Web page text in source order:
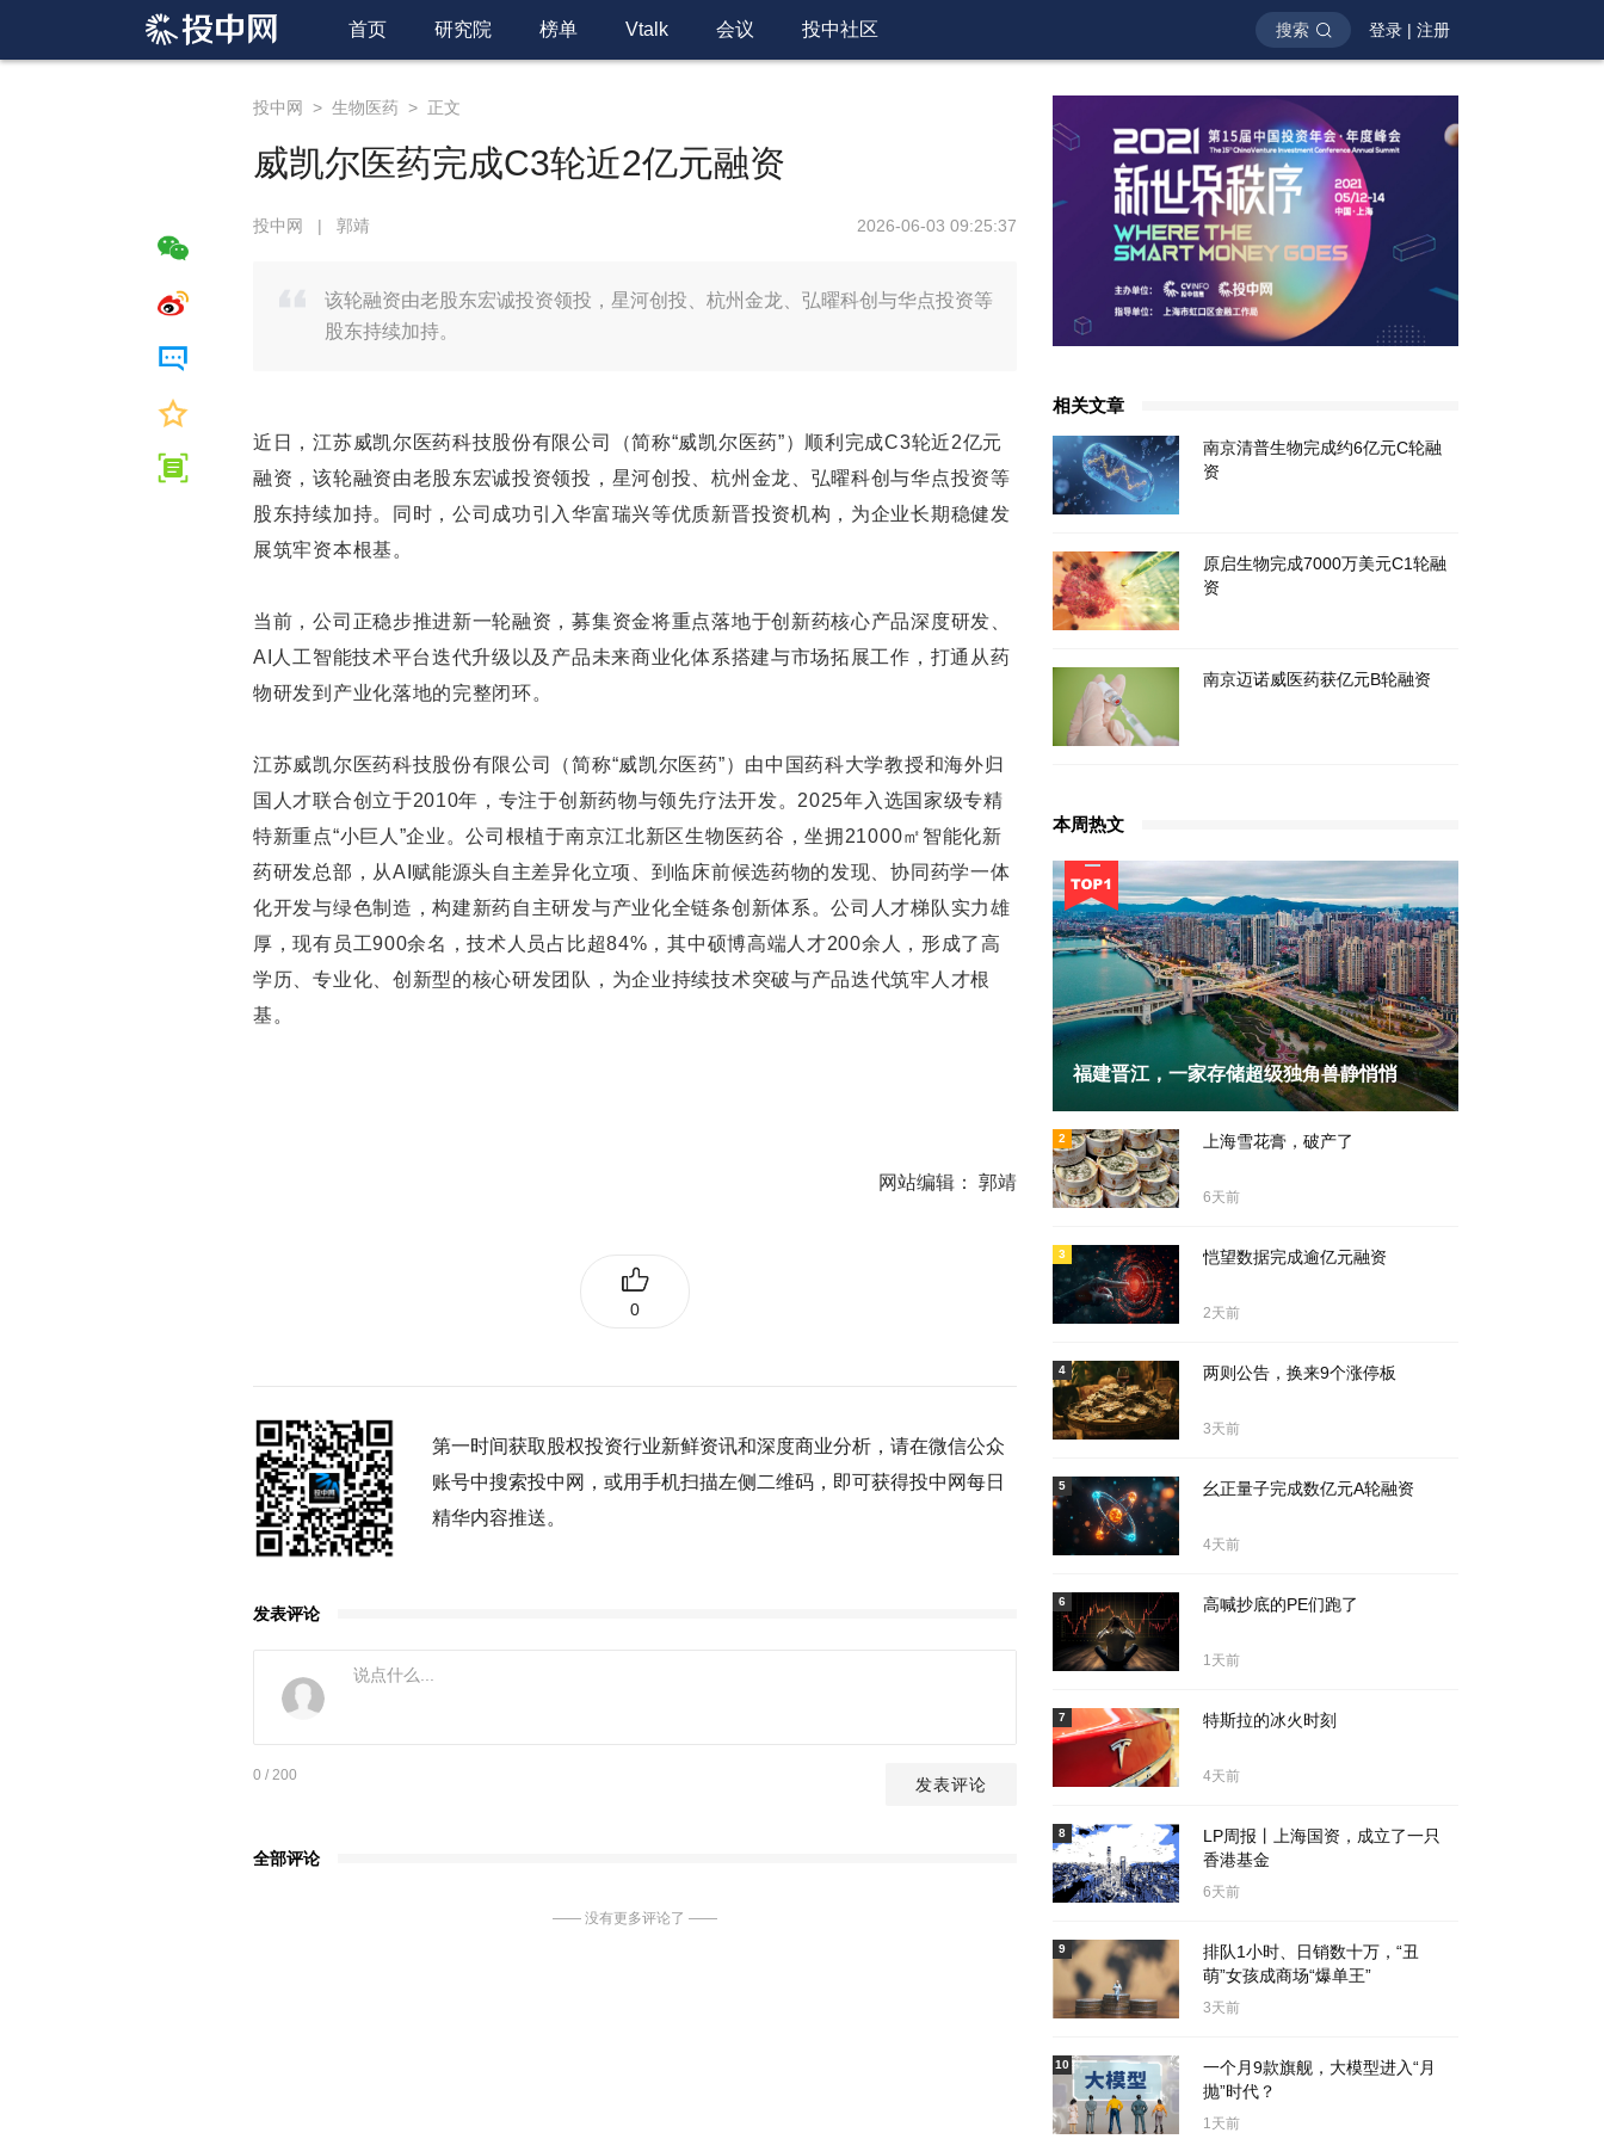
首页 研究院 榜单 Vtalk 会议 投中社区 搜索 登录 | 注册
投中网 > 生物医药 > 正文
威凯尔医药完成C3轮近2亿元融资
投中网 | 郭靖 2026-06-03 09:25:37
该轮融资由老股东宏诚投资领投，星河创投、杭州金龙、弘曜科创与华点投资等
股东持续加持。
近日，江苏威凯尔医药科技股份有限公司（简称“威凯尔医药”）顺利完成C3轮近2亿元
融资，该轮融资由老股东宏诚投资领投，星河创投、杭州金龙、弘曜科创与华点投资等
股东持续加持。同时，公司成功引入华富瑞兴等优质新晋投资机构，为企业长期稳健发
展筑牢资本根基。
当前，公司正稳步推进新一轮融资，募集资金将重点落地于创新药核心产品深度研发、
AI人工智能技术平台迭代升级以及产品未来商业化体系搭建与市场拓展工作，打通从药
物研发到产业化落地的完整闭环。
江苏威凯尔医药科技股份有限公司（简称“威凯尔医药”）由中国药科大学教授和海外归
国人才联合创立于2010年，专注于创新药物与领先疗法开发。2025年入选国家级专精
特新重点“小巨人”企业。公司根植于南京江北新区生物医药谷，坐拥21000㎡智能化新
药研发总部，从AI赋能源头自主差异化立项、到临床前候选药物的发现、协同药学一体
化开发与绿色制造，构建新药自主研发与产业化全链条创新体系。公司人才梯队实力雄
厚，现有员工900余名，技术人员占比超84%，其中硕博高端人才200余人，形成了高
学历、专业化、创新型的核心研发团队，为企业持续技术突破与产品迭代筑牢人才根
基。
网站编辑： 郭靖
0
第一时间获取股权投资行业新鲜资讯和深度商业分析，请在微信公众
账号中搜索投中网，或用手机扫描左侧二维码，即可获得投中网每日
精华内容推送。
发表评论
0 / 200 发表评论
全部评论
—— 没有更多评论了 ——
相关文章
南京清普生物完成约6亿元C轮融
资
原启生物完成7000万美元C1轮融
资
南京迈诺威医药获亿元B轮融资
本周热文
福建晋江，一家存储超级独角兽静悄悄
4天前 上海雪花膏，破产了
6天前
2
恺望数据完成逾亿元融资
2天前
3
两则公告，换来9个涨停板
3天前
4
幺正量子完成数亿元A轮融资
4天前
5
高喊抄底的PE们跑了
1天前
6
特斯拉的冰火时刻
4天前
7
LP周报丨上海国资，成立了一只
香港基金
6天前
8
排队1小时、日销数十万，“丑
萌”女孩成商场“爆单王”
3天前
9
一个月9款旗舰，大模型进入“月
抛”时代？
1天前
10